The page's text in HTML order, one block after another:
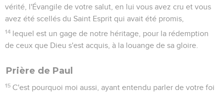
vérité, l'Évangile de votre salut, en lui vous avez cru et vous
avez été scellés du Saint Esprit qui avait été promis,
14 lequel est un gage de notre héritage, pour la rédemption
de ceux que Dieu s'est acquis, à la louange de sa gloire.
Prière de Paul
15 C'est pourquoi moi aussi, ayant entendu parler de votre foi